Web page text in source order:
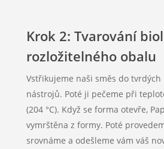
Krok 2: Tvarování
rozložitelného obalu
Vstřikujeme naši směs do tvrdých
nástrojů. Poté ji pečeme při
(204 °C). Když se forma otevře,
vymrštěna z formy. Poté
srovnáme a odešleme vám váš